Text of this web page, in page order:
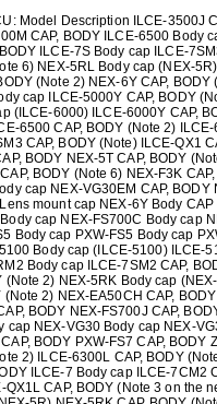
LAPTOPURI,
DISPOZITIVE
CAMERE
Model Description ILCE-3500J
CAP, BODY ILCE-6500 Body
BODY ILCE-7S Body cap ILCE-
6) NEX-5RL Body cap (NEX-
(Note 2) NEX-6Y CAP,
cap ILCE-5000Y CAP, BODY
(ILCE-6000) ILCE-6000Y CAP,
6500 CAP, BODY (Note 2)
CAP, BODY (Note) ILCE-QX1
BODY NEX-5T CAP, BODY
BODY (Note 6) NEX-F3K
cap NEX-VG30EM CAP,
mount cap NEX-6Y Body
cap NEX-FS700C Body cap
Body cap PXW-FS5 Body cap
Body cap (ILCE-5100) ILCE-
Body cap ILCE-7SM2 CAP,
(Note 2) NEX-5RK Body cap
(Note 2) NEX-EA50CH CAP,
BODY NEX-FS700J CAP,
cap NEX-VG30 Body cap NEX-
BODY PXW-FS7 CAP,
2) ILCE-6300L CAP, BODY
ILCE-7 Body cap ILCE-7CM2
QX1L CAP, BODY (Note 3 on the